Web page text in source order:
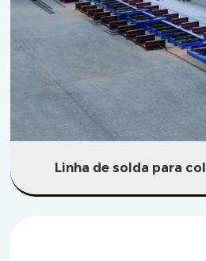
Linha de solda para